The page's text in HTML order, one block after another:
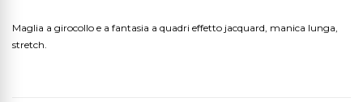
Maglia a girocollo e a fantasia a quadri effetto jacquard, manica lunga,
stretch.